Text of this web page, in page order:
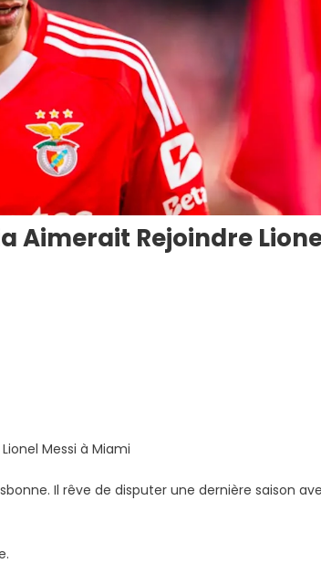
Aimerait Rejoindre
Messi à Miami
Il rêve de disputer une dernière saison